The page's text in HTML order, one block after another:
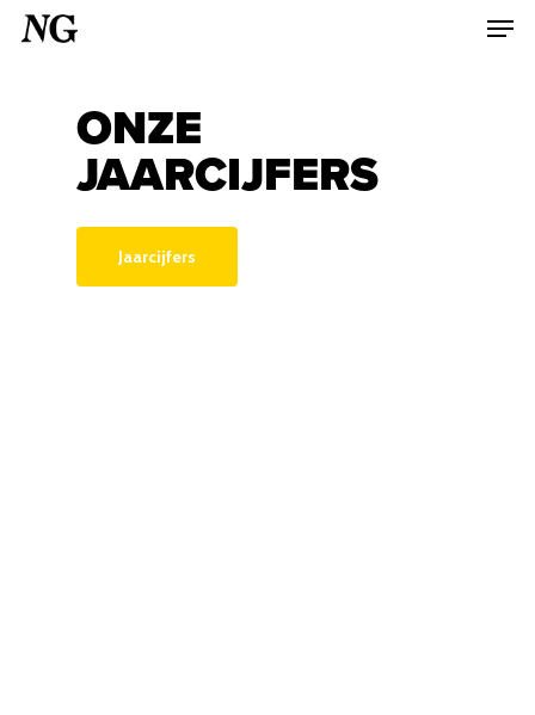
Hit enter to search or ESC to close
ONZE
JAARCIJFERS
Jaarcijfers